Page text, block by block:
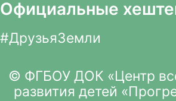
Официальные
#ДрузьяЗемли
© ФГБОУ ДОК «Центр
развития детей